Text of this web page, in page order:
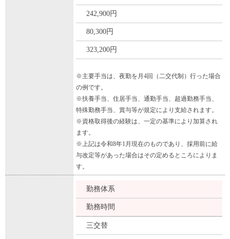
242,900円
80,300円
323,200円
※主要手当は、夜勤を月4回（二交代制）行った場合
の例です。
※扶養手当、住居手当、通勤手当、超過勤務手当、
特殊勤務手当、賞与等が規定により支給されます。
※資格取得後の経験は、一定の基準により加算され
ます。
※上記は令和8年1月現在のものであり、採用前に給
与改定等があった場合はその定めるところによりま
す。
勤務体系
勤務時間
三交替